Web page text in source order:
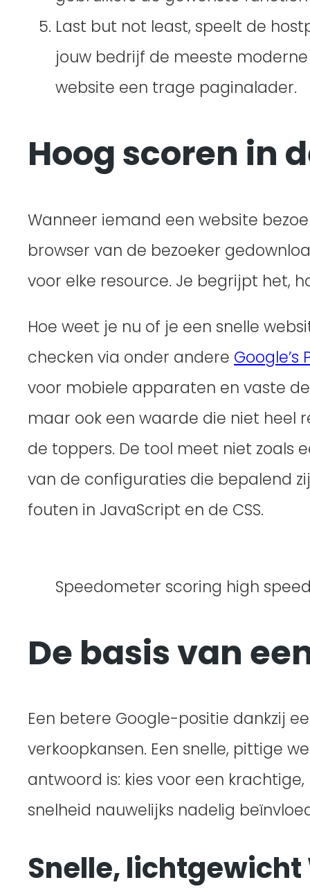
Last but not least, speelt de
jouw bedrijf de meeste
website een trage paginalader.
Hoog scoren in
Wanneer iemand een website
browser van de bezoeker
voor elke resource. Je begrijpt het,
Hoe weet je nu of je een snelle
checken via onder andere Google’s
voor mobiele apparaten en vaste
maar ook een waarde die niet heel
de toppers. De tool meet niet zoals
van de configuraties die bepalend
fouten in JavaScript en de CSS.
Speedometer scoring high
De basis van
Een betere Google-positie dankzij
verkoopkansen. Een snelle, pittige
antwoord is: kies voor een
snelheid nauwelijks nadelig
Snelle,